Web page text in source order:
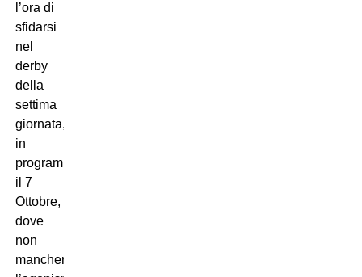
l’ora di
sfidarsi
nel
derby
della
settima
giornata,
in
programma
il 7
Ottobre,
dove
non
mancherà